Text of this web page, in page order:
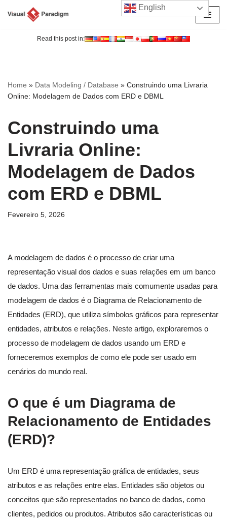
Read this post in:
Home » Data Modeling / Database » Construindo uma Livraria
Online: Modelagem de Dados com ERD e DBML
Construindo uma
Livraria Online:
Modelagem de Dados
com ERD e DBML
Fevereiro 5, 2026
A modelagem de dados é o processo de criar uma
representação visual dos dados e suas relações em um banco
de dados. Uma das ferramentas mais comumente usadas para
modelagem de dados é o Diagrama de Relacionamento de
Entidades (ERD), que utiliza símbolos gráficos para representar
entidades, atributos e relações. Neste artigo, exploraremos o
processo de modelagem de dados usando um ERD e
forneceremos exemplos de como ele pode ser usado em
cenários do mundo real.
O que é um Diagrama de
Relacionamento de Entidades
(ERD)?
Um ERD é uma representação gráfica de entidades, seus
atributos e as relações entre elas. Entidades são objetos ou
conceitos que são representados no banco de dados, como
clientes, pedidos ou produtos. Atributos são características ou
English